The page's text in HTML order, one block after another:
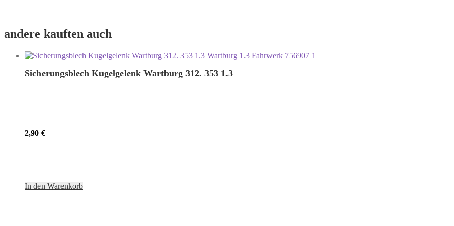
andere kauften auch
Sicherungsblech Kugelgelenk Wartburg 312. 353 1.3
2,90 €
In den Warenkorb